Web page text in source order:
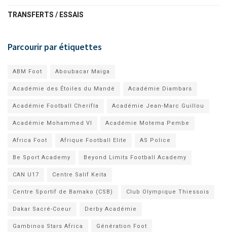
TRANSFERTS / ESSAIS
Parcourir par étiquettes
ABM Foot Aboubacar Maiga
Académie des Étoiles du Mandé Académie Diambars
Académie Football Cherifla Académie Jean-Marc Guillou
Académie Mohammed VI Académie Motema Pembe
Africa Foot Afrique Football Elite AS Police
Be Sport Academy Beyond Limits Football Academy
CAN U17 Centre Salif Keita
Centre Sportif de Bamako (CSB) Club Olympique Thiessois
Dakar Sacré-Coeur Derby Académie
Gambinos Stars Africa Génération Foot